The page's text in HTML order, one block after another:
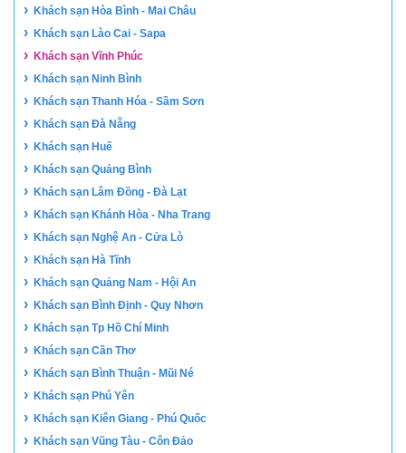
› Khách sạn Hòa Bình - Mai Châu
› Khách sạn Lào Cai - Sapa
› Khách sạn Vĩnh Phúc
› Khách sạn Ninh Bình
› Khách sạn Thanh Hóa - Sầm Sơn
› Khách sạn Đà Nẵng
› Khách sạn Huế
› Khách sạn Quảng Bình
› Khách sạn Lâm Đồng - Đà Lạt
› Khách sạn Khánh Hòa - Nha Trang
› Khách sạn Nghệ An - Cửa Lò
› Khách sạn Hà Tĩnh
› Khách sạn Quảng Nam - Hội An
› Khách sạn Bình Định - Quy Nhơn
› Khách sạn Tp Hồ Chí Minh
› Khách sạn Cần Thơ
› Khách sạn Bình Thuận - Mũi Né
› Khách sạn Phú Yên
› Khách sạn Kiên Giang - Phú Quốc
› Khách sạn Vũng Tàu - Côn Đảo